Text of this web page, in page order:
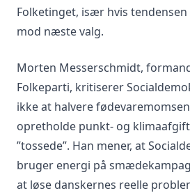
Folketinget, især hvis
mod næste valg.
Morten Messerschmidt,
Folkeparti, kritiserer
ikke at halvere
opretholde punkt- og
”tossede”. Han mener, at
bruger energi på
at løse danskernes reelle